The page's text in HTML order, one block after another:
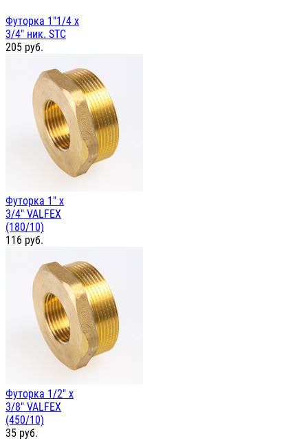
Футорка 1"1/4 х
3/4" ник. STC
205 руб.
Футорка 1" х
3/4" VALFEX
(180/10)
116 руб.
Футорка 1/2" х
3/8" VALFEX
(450/10)
35 руб.